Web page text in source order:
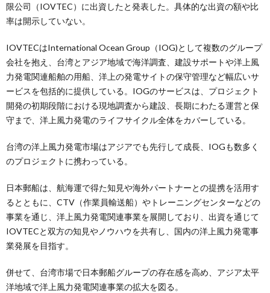
限公司（IOVTEC）に出資したと発表した。具体的な出資の額や比
率は開示していない。
IOVTECはInternational Ocean Group（IOG)として複数のグループ
会社を抱え、台湾とアジア地域で海洋調査、建設サポートや洋上風
力発電関連船舶の用船、洋上の発電サイトの保守管理など幅広いサ
ービスを包括的に提供している。IOGのサービスは、プロジェクト
開発の初期段階における現地調査から建設、長期にわたる運営と保
守まで、洋上風力発電のライフサイクル全体をカバーしている。
台湾の洋上風力発電市場はアジアでも先行して成長、IOGも数多く
のプロジェクトに携わっている。
日本郵船は、航海運で得た知見や海外パートナーとの提携を活用す
るとともに、CTV（作業員輸送船）やトレーニングセンターなどの
事業を通じ、洋上風力発電関連事業を展開しており、出資を通じて
IOVTECと双方の知見やノウハウを共有し、国内の洋上風力発電事
業発展を目指す。
併せて、台湾市場で日本郵船グループの存在感を高め、アジア太平
洋地域で洋上風力発電関連事業の拡大を図る。